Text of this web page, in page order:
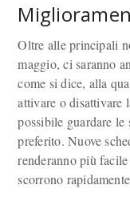
Oltre alle principali
maggio, ci saranno
come si dice, alla
attivare o disattivare
possibile guardare
preferito. Nuove
renderanno più
scorrono